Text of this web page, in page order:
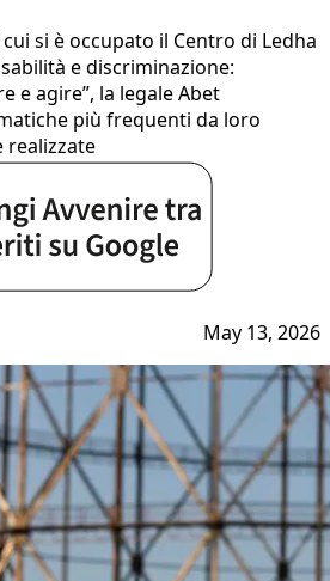
si è occupato il Centro di Ledha
e discriminazione:
e agire”, la legale Abet
più frequenti da loro
realizzate
May 13, 2026